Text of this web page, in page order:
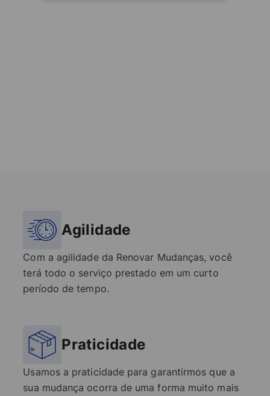
Agilidade
Com a agilidade da Renovar Mudanças, você
terá todo o serviço prestado em um curto
período de tempo.
Praticidade
Usamos a praticidade para garantirmos que a
sua mudança ocorra de uma forma muito mais